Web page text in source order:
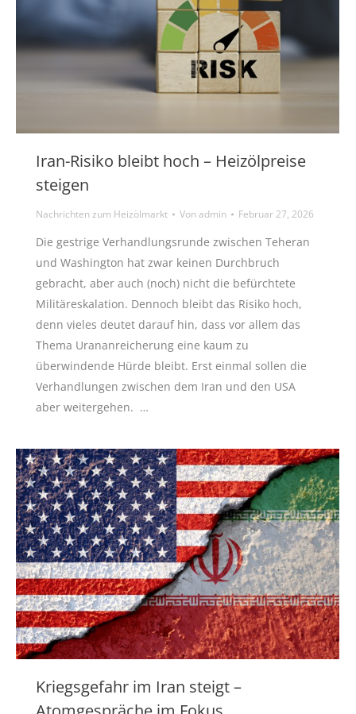
Iran-Risiko bleibt hoch – Heizölpreise
steigen
Nachrichten zum Heizölmarkt Vonadmin Februar 27, 2026
Die gestrige Verhandlungsrunde zwischen Teheran
und Washington hat zwar keinen Durchbruch
gebracht, aber auch (noch) nicht die befürchtete
Militäreskalation. Dennoch bleibt das Risiko hoch,
denn vieles deutet darauf hin, dass vor allem das
Thema Urananreicherung eine kaum zu
überwindende Hürde bleibt. Erst einmal sollen die
Verhandlungen zwischen dem Iran und den USA
aber weitergehen. …
Kriegsgefahr im Iran steigt –